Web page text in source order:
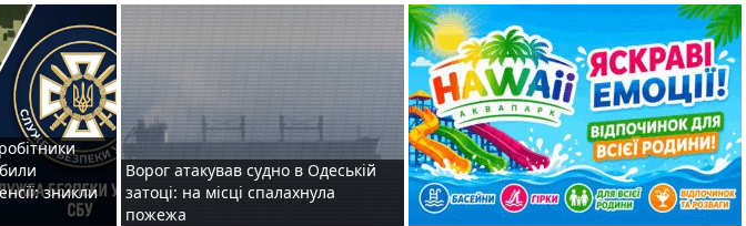
зникли
Ворог атакував судно в Одеській
затоці: на місці спалахнула
пожежа